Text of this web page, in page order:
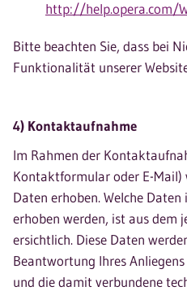
http://help.opera.com/
Bitte beachten Sie, dass bei
Funktionalität unserer
4) Kontaktaufnahme
Im Rahmen der
Kontaktformular oder E-Mail)
Daten erhoben. Welche
erhoben werden, ist aus
ersichtlich. Diese Daten
Beantwortung Ihres
und die damit verbundene